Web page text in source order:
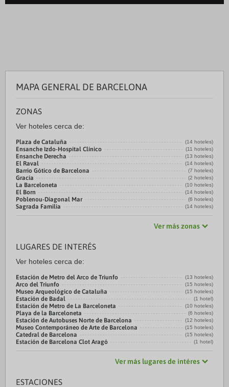
MAPA GENERAL DE BARCELONA
ZONAS
Ver hoteles cerca de:
Plaza de Cataluña (14 hoteles)
Ensanche Izdo-Hospital Clínico (11 hoteles)
Ensanche Derecha (13 hoteles)
El Raval (14 hoteles)
Barrio Gótico de Barcelona (7 hoteles)
Gracia (2 hoteles)
La Barceloneta (10 hoteles)
El Born (14 hoteles)
Poblenou-Diagonal Mar (6 hoteles)
Sagrada Familia (14 hoteles)
Ver más zonas
LUGARES DE INTERÉS
Ver hoteles cerca de:
Estación de Metro del Arco de Triunfo (13 hoteles)
Arco del Triunfo (15 hoteles)
Museo Arqueológico de Cataluña (15 hoteles)
Estación de Badal (1 hotel)
Estación de Metro de La Barceloneta (10 hoteles)
Playa de la Barceloneta (6 hoteles)
Estación de Autobuses Norte de Barcelona (12 hoteles)
Museo Contemporáneo de Arte de Barcelona (15 hoteles)
Catedral de Barcelona (15 hoteles)
Estación de Barcelona Clot Aragó (1 hotel)
Ver más lugares de intéres
ESTACIONES